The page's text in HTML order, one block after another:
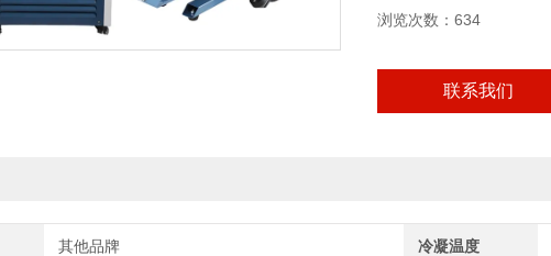
浏览次数：634
联系我们
其他品牌 冷凝温度